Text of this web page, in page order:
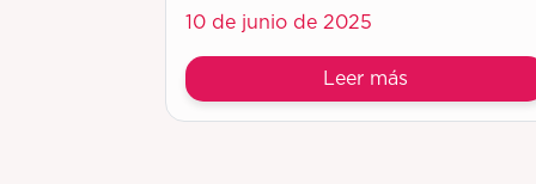
10 de junio de 2025
Leer más